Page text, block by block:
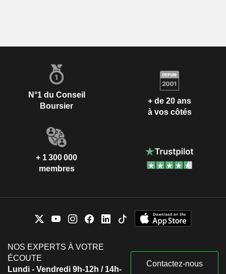
N°1 du Conseil
Boursier
+ de 20 ans
à vos côtés
+ 1 300 000
membres
NOS EXPERTS À VOTRE
ÉCOUTE
Lundi - Vendredi 9h-12h / 14h-
Contactez-nous